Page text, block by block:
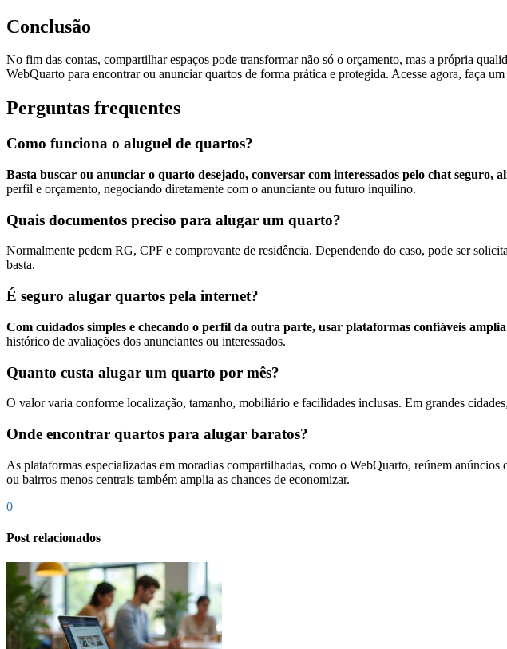
Conclusão
No fim das contas, compartilhar espaços pode transformar não só o orçamento, mas a própria
WebQuarto para encontrar ou anunciar quartos de forma prática e protegida. Acesse agora, faça
Perguntas frequentes
Como funciona o aluguel de quartos?
Basta buscar ou anunciar o quarto desejado, conversar com interessados pelo chat seguro,
perfil e orçamento, negociando diretamente com o anunciante ou futuro inquilino.
Quais documentos preciso para alugar um quarto?
Normalmente pedem RG, CPF e comprovante de residência. Dependendo do caso, pode ser
basta.
É seguro alugar quartos pela internet?
Com cuidados simples e checando o perfil da outra parte, usar plataformas confiáveis
histórico de avaliações dos anunciantes ou interessados.
Quanto custa alugar um quarto por mês?
O valor varia conforme localização, tamanho, mobiliário e facilidades inclusas. Em grandes
Onde encontrar quartos para alugar baratos?
As plataformas especializadas em moradias compartilhadas, como o WebQuarto, reúnem
ou bairros menos centrais também amplia as chances de economizar.
0
Post relacionados